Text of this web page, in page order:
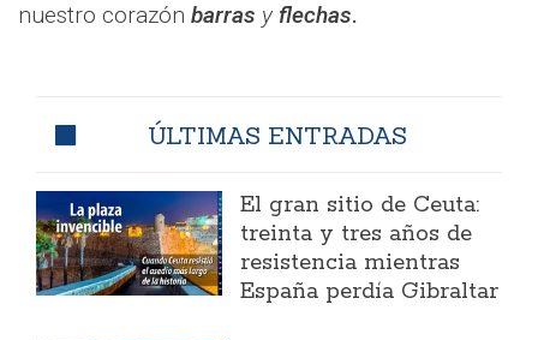
nuestro corazón barras y flechas.
ÚLTIMAS ENTRADAS
El gran sitio de Ceuta:
treinta y tres años de
resistencia mientras
España perdía Gibraltar